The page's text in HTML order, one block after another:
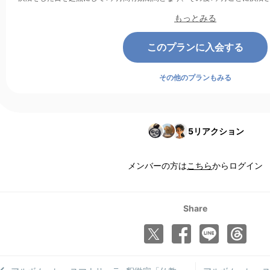
もっとみる
このプランに入会する
その他のプランもみる
5リアクション
メンバーの方はこちらからログイン
Share